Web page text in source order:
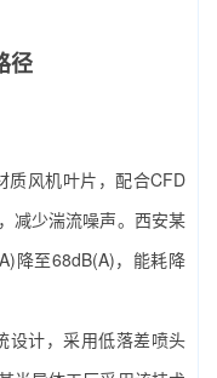
径
质风机叶片，配合CFD
减少湍流噪声。西安某
降至68dB(A)，能耗降
设计，采用低落差喷头